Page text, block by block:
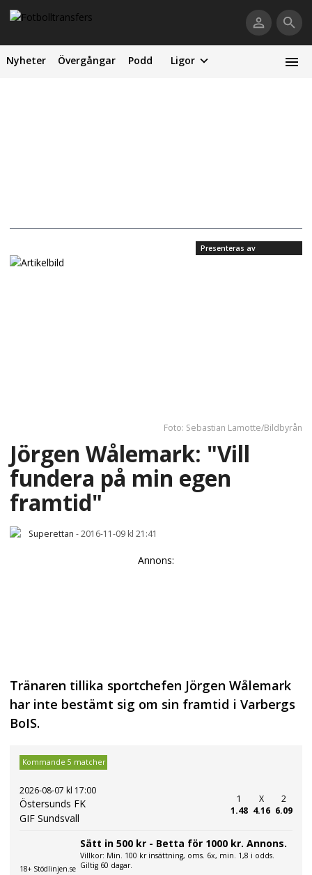
Nyheter Övergångar Podd Ligor
Presenteras av
Foto: Sebastian Lamotte/Bildbyrån
Jörgen Wålemark: "Vill
fundera på min egen
framtid"
Superettan -2016-11-09 kl 21:41
Annons:
Tränaren tillika sportchefen Jörgen Wålemark
har inte bestämt sig om sin framtid i Varbergs
BoIS.
Kommande 5 matcher
2026-08-07 kl 17:00
Östersunds FK
GIF Sundsvall
1
1.48
X
4.16
2
6.09
18+ Stödlinjen.se
Sätt in 500 kr - Betta för 1000 kr. Annons.
Villkor: Min. 100 kr insättning, oms. 6x, min. 1,8 i odds.
Giltig 60 dagar.